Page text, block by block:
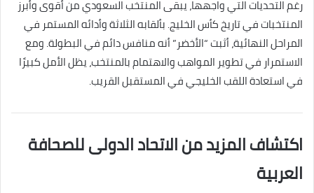
رغم التحديات التي واجهها، يبقى المنتخب السعودي من أقوى وأبرز
المنتخبات في تاريخ كأس الخليج. بألقابه الثلاثة وأدائه المستمر في
المراحل النهائية، أثبت “الأخضر” أنه منافس دائم في البطولة. ومع
الاستمرار في تطوير المواهب والاهتمام بالمنتخب، يظل الأمل كبيرًا
في استعادة اللقب الخليجي في المستقبل القريب.
اكتشاف المزيد من الاتحاد الدولى للصحافة
العربية